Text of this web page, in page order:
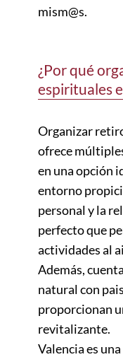
mism@s.
¿Por qué
espirituales
Organizar
ofrece
en una opción
entorno
personal y la
perfecto que
actividades al
Además,
natural con
proporcionan
revitalizante.
Valencia es